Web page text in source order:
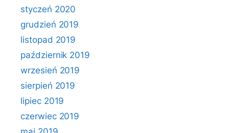
styczeń 2020
grudzień 2019
listopad 2019
październik 2019
wrzesień 2019
sierpień 2019
lipiec 2019
czerwiec 2019